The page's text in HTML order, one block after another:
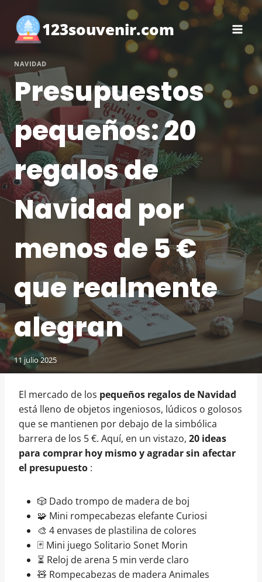
contenido 123souvenir.com
NAVIDAD
Presupuestos
pequeños: 20
regalos de
Navidad por
menos de 5 €
que realmente
alegran
11 julio 2025
El mercado de los pequeños regalos de Navidad
está lleno de objetos ingeniosos, lúdicos o golosos
que se mantienen por debajo de la simbólica
barrera de los 5 €. Aquí, en un vistazo, 20 ideas
para comprar hoy mismo y agradar sin afectar
el presupuesto :
🎲 Dado trompo de madera de boj
🧩 Mini rompecabezas elefante Curiosi
🎨 4 envases de plastilina de colores
🃏 Mini juego Solitario Sonet Morin
⏳ Reloj de arena 5 min verde claro
🧸 Rompecabezas de madera Animales